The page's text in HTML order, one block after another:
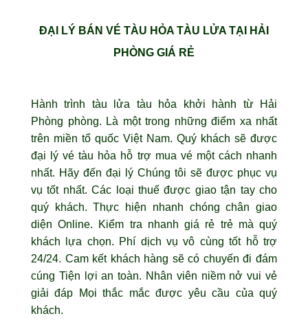
ĐẠI LÝ BÁN VÉ TÀU HỎA TÀU LỬA TẠI HẢI
PHÒNG GIÁ RẺ
Hành trình tàu lửa tàu hỏa khởi hành từ Hải
Phòng phòng. Là một trong những điểm xa nhất
trên miền tổ quốc Việt Nam. Quý khách sẽ được
đại lý vé tàu hỏa hỗ trợ mua vé một cách nhanh
nhất. Hãy đến đại lý Chúng tôi sẽ được phục vụ
vụ tốt nhất. Các loại thuế được giao tận tay cho
quý khách. Thực hiện nhanh chóng chân giao
diện Online. Kiểm tra nhanh giá rẻ trẻ mà quý
khách lựa chọn. Phí dịch vụ vô cùng tốt hỗ trợ
24/24. Cam kết khách hàng sẽ có chuyến đi đám
cúng Tiện lợi an toàn. Nhân viên niềm nở vui vẻ
giải đáp Mọi thắc mắc được yêu cầu của quý
khách.